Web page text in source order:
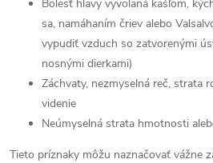
Bolesť hlavy vyvolaná kašľom,
sa, namáhaním čriev alebo
vypudiť vzduch so zatvorenými
nosnými dierkami)
Záchvaty, nezmyselná reč, strata
videnie
Neúmyselná strata hmotnosti
Tieto príznaky môžu naznačovať vážne